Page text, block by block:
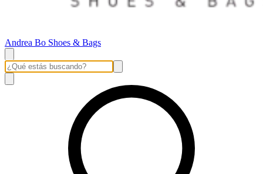
Andrea Bo Shoes & Bags